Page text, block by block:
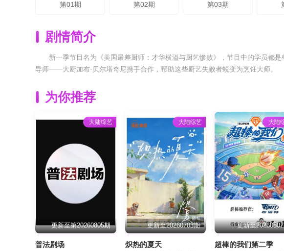
第01期 第02期 第03期
剧情简介
新一季节目名为《美国最差厨师：才华横溢与厨艺惨败》，节目中的学员都
导师——大厨加布·贝尔塔奇尼携手合作，帮助这些厨艺失败者蜕变为烹饪大师。
为你推荐
大陆综艺
更新至第20260805期
普法剧场
大陆综艺
更新至20260703期
炽热的夏天
大陆
更新至
超棒的我们第二季